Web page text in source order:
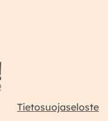
Tietosuojaseloste